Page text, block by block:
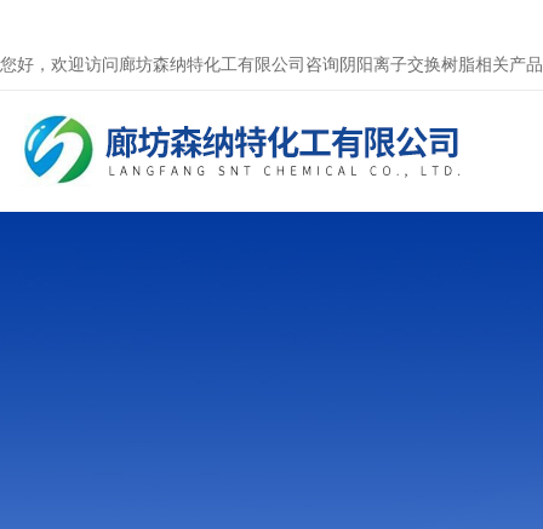
您好，欢迎访问廊坊森纳特化工有限公司咨询阴阳离子交换树脂相关产